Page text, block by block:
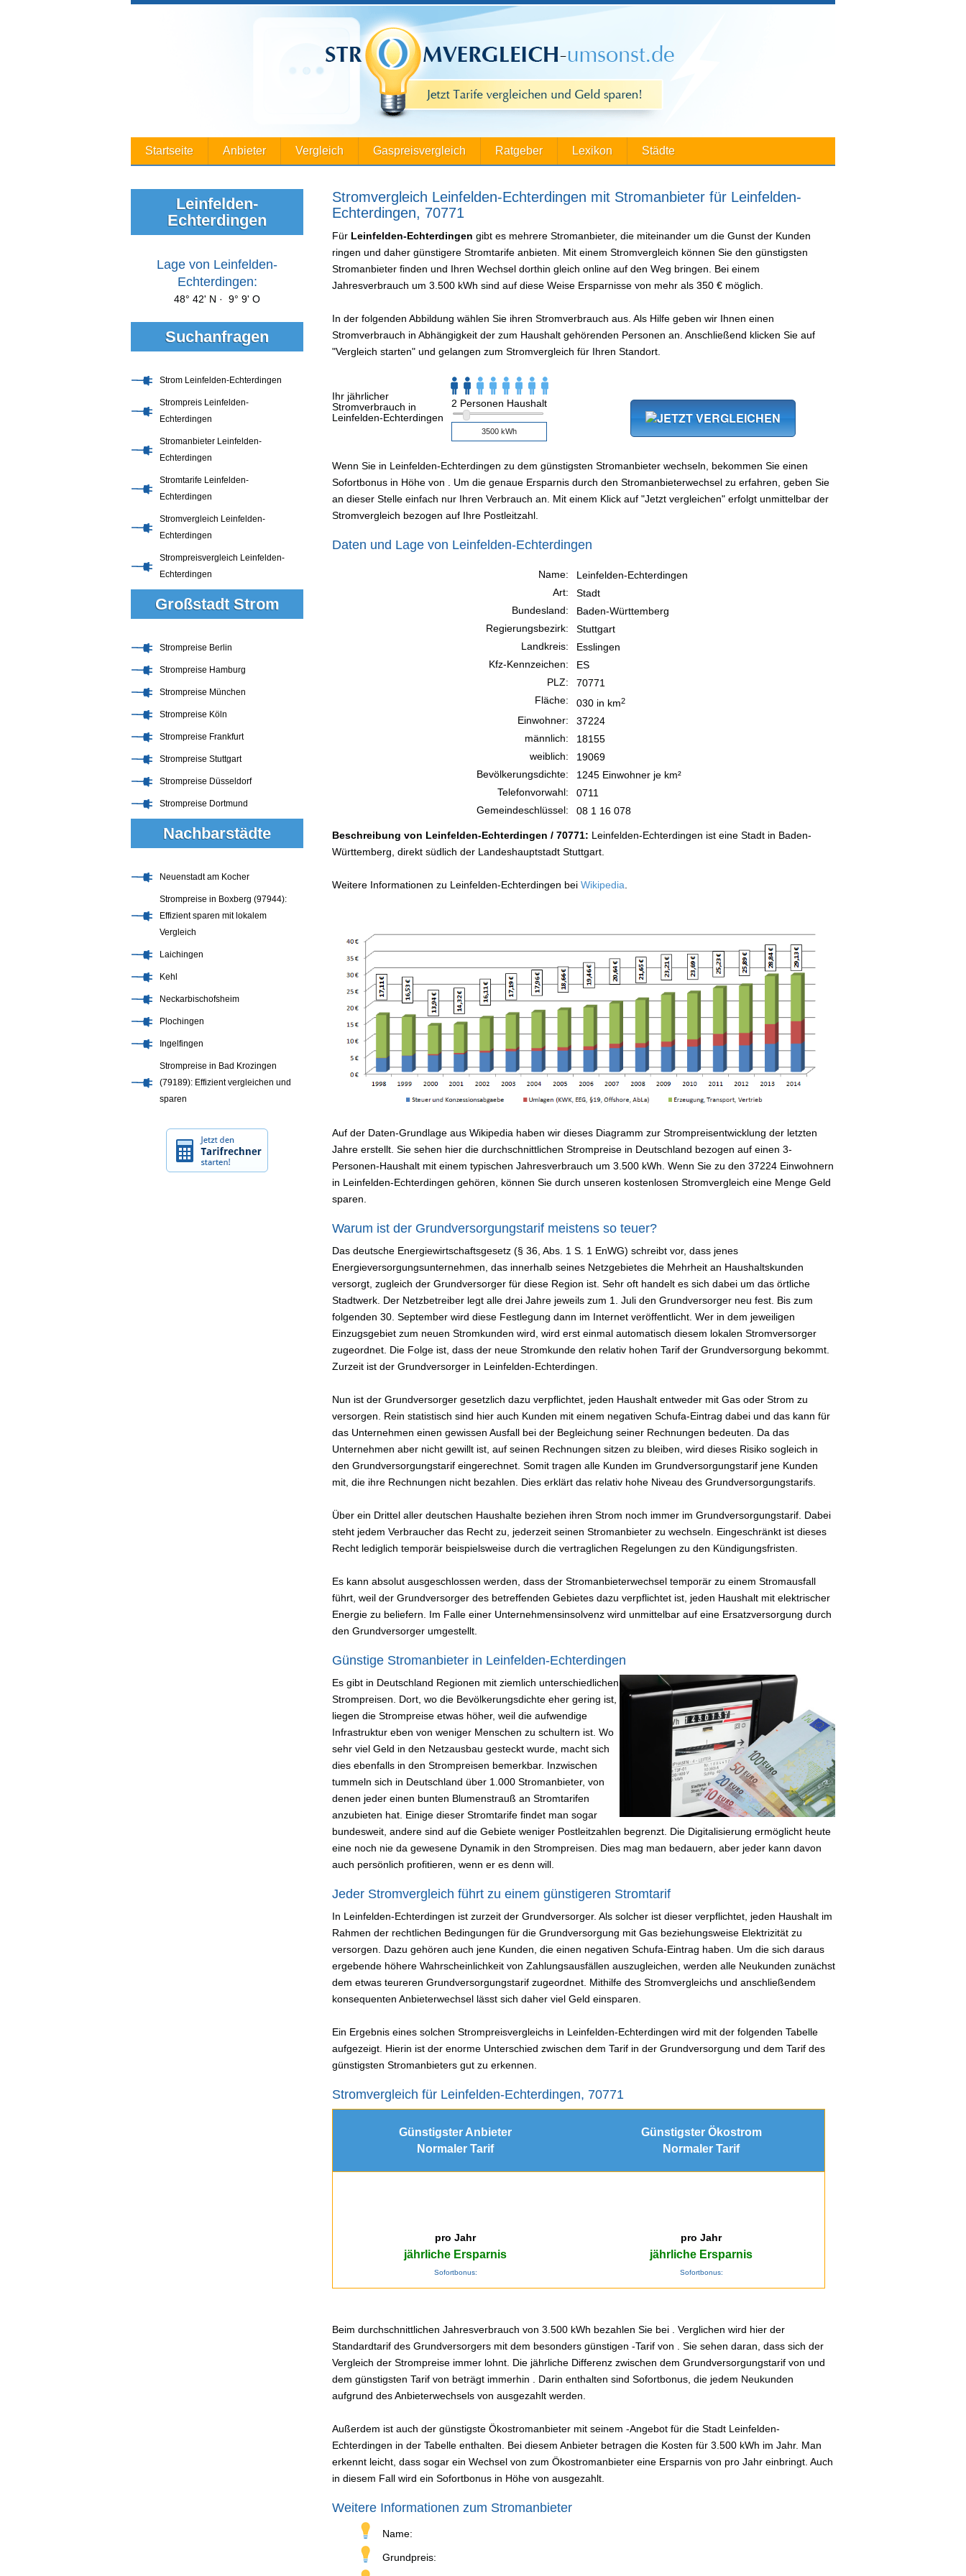
Startseite Anbieter Vergleich Gaspreisvergleich Ratgeber Lexikon Städte
Stromvergleich Leinfelden-Echterdingen mit Stromanbieter für Leinfelden-
Echterdingen, 70771
Für Leinfelden-Echterdingen gibt es mehrere Stromanbieter, die miteinander um die Gunst der Kunden
ringen und daher günstigere Stromtarife anbieten. Mit einem Stromvergleich können Sie den günstigsten
Stromanbieter finden und Ihren Wechsel dorthin gleich online auf den Weg bringen. Bei einem
Jahresverbrauch um 3.500 kWh sind auf diese Weise Ersparnisse von mehr als 350 € möglich.
In der folgenden Abbildung wählen Sie ihren Stromverbrauch aus. Als Hilfe geben wir Ihnen einen
Stromverbrauch in Abhängigkeit der zum Haushalt gehörenden Personen an. Anschließend klicken Sie auf
"Vergleich starten" und gelangen zum Stromvergleich für Ihren Standort.
Ihr jährlicher
Stromverbrauch in
Leinfelden-Echterdingen
2 Personen Haushalt
Wenn Sie in Leinfelden-Echterdingen zu dem günstigsten Stromanbieter wechseln, bekommen Sie einen
Sofortbonus in Höhe von . Um die genaue Ersparnis durch den Stromanbieterwechsel zu erfahren, geben Sie
an dieser Stelle einfach nur Ihren Verbrauch an. Mit einem Klick auf "Jetzt vergleichen" erfolgt unmittelbar der
Stromvergleich bezogen auf Ihre Postleitzahl.
Daten und Lage von Leinfelden-Echterdingen
Name:
Leinfelden-Echterdingen
Art:
Stadt
Bundesland:
Baden-Württemberg
Regierungsbezirk:
Stuttgart
Landkreis:
Esslingen
Kfz-Kennzeichen:
ES
PLZ:
70771
Fläche:
030 in km2
Einwohner:
37224
männlich:
18155
weiblich:
19069
Bevölkerungsdichte:
1245 Einwohner je km²
Telefonvorwahl:
0711
Gemeindeschlüssel:
08 1 16 078
Beschreibung von Leinfelden-Echterdingen / 70771: Leinfelden-Echterdingen ist eine Stadt in Baden-
Württemberg, direkt südlich der Landeshauptstadt Stuttgart.
Weitere Informationen zu Leinfelden-Echterdingen bei Wikipedia
Auf der Daten-Grundlage aus Wikipedia haben wir dieses Diagramm zur Strompreisentwicklung der letzten
Jahre erstellt. Sie sehen hier die durchschnittlichen Strompreise in Deutschland bezogen auf einen 3-
Personen-Haushalt mit einem typischen Jahresverbrauch um 3.500 kWh. Wenn Sie zu den 37224 Einwohnern
in Leinfelden-Echterdingen gehören, können Sie durch unseren kostenlosen Stromvergleich eine Menge Geld
sparen.
Warum ist der Grundversorgungstarif meistens so teuer?
Das deutsche Energiewirtschaftsgesetz (§ 36, Abs. 1 S. 1 EnWG) schreibt vor, dass jenes
Energieversorgungsunternehmen, das innerhalb seines Netzgebietes die Mehrheit an Haushaltskunden
versorgt, zugleich der Grundversorger für diese Region ist. Sehr oft handelt es sich dabei um das örtliche
Stadtwerk. Der Netzbetreiber legt alle drei Jahre jeweils zum 1. Juli den Grundversorger neu fest. Bis zum
folgenden 30. September wird diese Festlegung dann im Internet veröffentlicht. Wer in dem jeweiligen
Einzugsgebiet zum neuen Stromkunden wird, wird erst einmal automatisch diesem lokalen Stromversorger
zugeordnet. Die Folge ist, dass der neue Stromkunde den relativ hohen Tarif der Grundversorgung bekommt.
Zurzeit ist der Grundversorger in Leinfelden-Echterdingen.
Nun ist der Grundversorger gesetzlich dazu verpflichtet, jeden Haushalt entweder mit Gas oder Strom zu
versorgen. Rein statistisch sind hier auch Kunden mit einem negativen Schufa-Eintrag dabei und das kann für
das Unternehmen einen gewissen Ausfall bei der Begleichung seiner Rechnungen bedeuten. Da das
Unternehmen aber nicht gewillt ist, auf seinen Rechnungen sitzen zu bleiben, wird dieses Risiko sogleich in
den Grundversorgungstarif eingerechnet. Somit tragen alle Kunden im Grundversorgungstarif jene Kunden
mit, die ihre Rechnungen nicht bezahlen. Dies erklärt das relativ hohe Niveau des Grundversorgungstarifs.
Über ein Drittel aller deutschen Haushalte beziehen ihren Strom noch immer im Grundversorgungstarif. Dabei
steht jedem Verbraucher das Recht zu, jederzeit seinen Stromanbieter zu wechseln. Eingeschränkt ist dieses
Recht lediglich temporär beispielsweise durch die vertraglichen Regelungen zu den Kündigungsfristen.
Es kann absolut ausgeschlossen werden, dass der Stromanbieterwechsel temporär zu einem Stromausfall
führt, weil der Grundversorger des betreffenden Gebietes dazu verpflichtet ist, jeden Haushalt mit elektrischer
Energie zu beliefern. Im Falle einer Unternehmensinsolvenz wird unmittelbar auf eine Ersatzversorgung durch
den Grundversorger umgestellt.
Günstige Stromanbieter in Leinfelden-Echterdingen
Es gibt in Deutschland Regionen mit ziemlich unterschiedlichen
Strompreisen. Dort, wo die Bevölkerungsdichte eher gering ist,
liegen die Strompreise etwas höher, weil die aufwendige
Infrastruktur eben von weniger Menschen zu schultern ist. Wo
sehr viel Geld in den Netzausbau gesteckt wurde, macht sich
dies ebenfalls in den Strompreisen bemerkbar. Inzwischen
tummeln sich in Deutschland über 1.000 Stromanbieter, von
denen jeder einen bunten Blumenstrauß an Stromtarifen
anzubieten hat. Einige dieser Stromtarife findet man sogar
bundesweit, andere sind auf die Gebiete weniger Postleitzahlen begrenzt. Die Digitalisierung ermöglicht heute
eine noch nie da gewesene Dynamik in den Strompreisen. Dies mag man bedauern, aber jeder kann davon
auch persönlich profitieren, wenn er es denn will.
Jeder Stromvergleich führt zu einem günstigeren Stromtarif
In Leinfelden-Echterdingen ist zurzeit der Grundversorger. Als solcher ist dieser verpflichtet, jeden Haushalt im
Rahmen der rechtlichen Bedingungen für die Grundversorgung mit Gas beziehungsweise Elektrizität zu
versorgen. Dazu gehören auch jene Kunden, die einen negativen Schufa-Eintrag haben. Um die sich daraus
ergebende höhere Wahrscheinlichkeit von Zahlungsausfällen auszugleichen, werden alle Neukunden zunächst
dem etwas teureren Grundversorgungstarif zugeordnet. Mithilfe des Stromvergleichs und anschließendem
konsequenten Anbieterwechsel lässt sich daher viel Geld einsparen.
Ein Ergebnis eines solchen Strompreisvergleichs in Leinfelden-Echterdingen wird mit der folgenden Tabelle
aufgezeigt. Hierin ist der enorme Unterschied zwischen dem Tarif in der Grundversorgung und dem Tarif des
günstigsten Stromanbieters gut zu erkennen.
Stromvergleich für Leinfelden-Echterdingen, 70771
Günstigster Anbieter
Normaler Tarif
Günstigster Ökostrom
Normaler Tarif
pro Jahr
jährliche Ersparnis
Sofortbonus:
pro Jahr
jährliche Ersparnis
Sofortbonus:
Beim durchschnittlichen Jahresverbrauch von 3.500 kWh bezahlen Sie bei . Verglichen wird hier der
Standardtarif des Grundversorgers mit dem besonders günstigen -Tarif von . Sie sehen daran, dass sich der
Vergleich der Strompreise immer lohnt. Die jährliche Differenz zwischen dem Grundversorgungstarif von und
dem günstigsten Tarif von beträgt immerhin . Darin enthalten sind Sofortbonus, die jedem Neukunden
aufgrund des Anbieterwechsels von ausgezahlt werden.
Außerdem ist auch der günstigste Ökostromanbieter mit seinem -Angebot für die Stadt Leinfelden-
Echterdingen in der Tabelle enthalten. Bei diesem Anbieter betragen die Kosten für 3.500 kWh im Jahr. Man
erkennt leicht, dass sogar ein Wechsel von zum Ökostromanbieter eine Ersparnis von pro Jahr einbringt. Auch
in diesem Fall wird ein Sofortbonus in Höhe von ausgezahlt.
Weitere Informationen zum Stromanbieter
Name:
Grundpreis:
Leinfelden-
Echterdingen
Lage von Leinfelden-
Echterdingen:
48° 42' N · 9° 9' O
Suchanfragen
Strom Leinfelden-Echterdingen
Strompreis Leinfelden-
Echterdingen
Stromanbieter Leinfelden-
Echterdingen
Stromtarife Leinfelden-
Echterdingen
Stromvergleich Leinfelden-
Echterdingen
Strompreisvergleich Leinfelden-
Echterdingen
Großstadt Strom
Strompreise Berlin
Strompreise Hamburg
Strompreise München
Strompreise Köln
Strompreise Frankfurt
Strompreise Stuttgart
Strompreise Düsseldorf
Strompreise Dortmund
Nachbarstädte
Neuenstadt am Kocher
Strompreise in Boxberg (97944):
Effizient sparen mit lokalem
Vergleich
Laichingen
Kehl
Neckarbischofsheim
Plochingen
Ingelfingen
Strompreise in Bad Krozingen
(79189): Effizient vergleichen und
sparen